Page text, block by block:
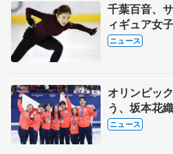
千葉百音、
ィギュア女
ニュース
オリンピッ
う、坂本花
8月7日に文
ニュース